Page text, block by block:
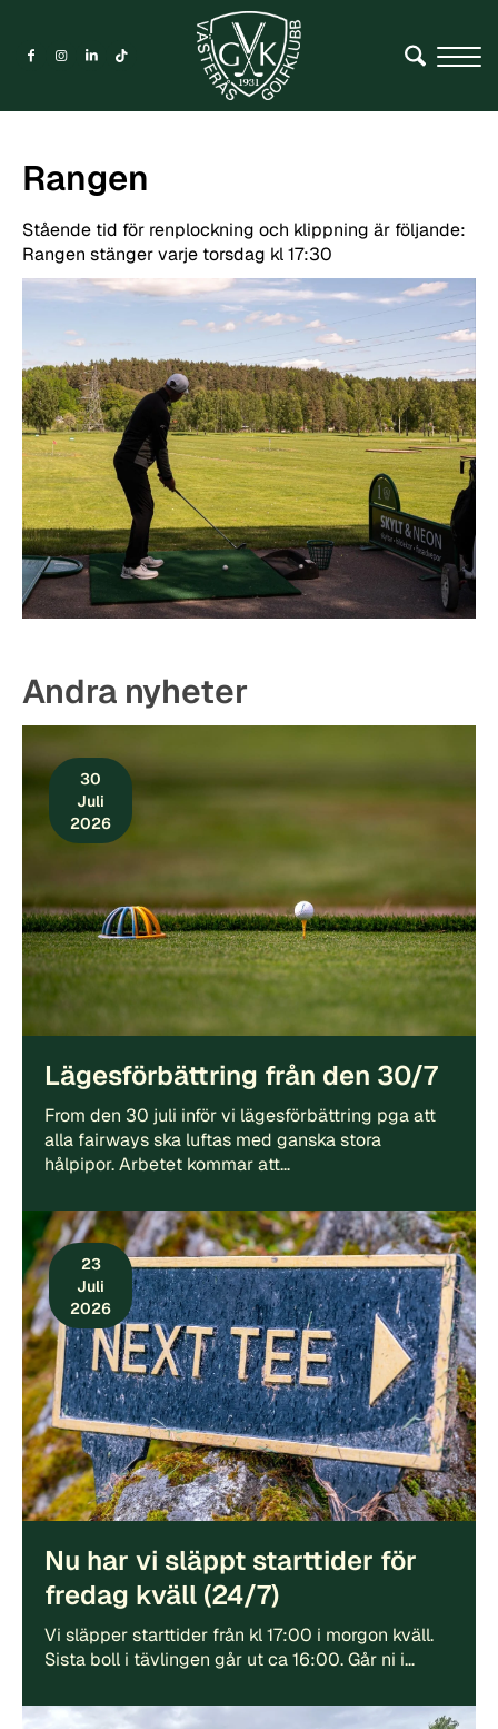
Rangen
Stående tid för renplockning och klippning är följande:
Rangen stänger varje torsdag kl 17:30
Andra nyheter
30
Juli
2026
Lägesförbättring från den 30/7
From den 30 juli inför vi lägesförbättring pga att
alla fairways ska luftas med ganska stora
hålpipor. Arbetet kommar att…
23
Juli
2026
Nu har vi släppt starttider för
fredag kväll (24/7)
Vi släpper starttider från kl 17:00 i morgon kväll.
Sista boll i tävlingen går ut ca 16:00. Går ni i…